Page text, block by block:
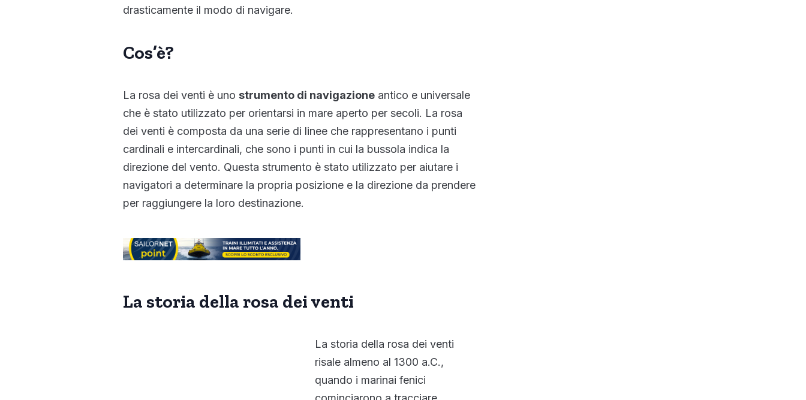
drasticamente il modo di navigare.
Cos’è?
La rosa dei venti è uno strumento di navigazioneantico e universale
che è stato utilizzato per orientarsi in mare aperto per secoli. La rosa
dei venti è composta da una serie di linee che rappresentano i punti
cardinali e intercardinali, che sono i punti in cui la bussola indica la
direzione del vento. Questa strumento è stato utilizzato per aiutare i
navigatori a determinare la propria posizione e la direzione da prendere
per raggiungere la loro destinazione.
La storia della rosa dei venti
La storia della rosa dei venti
risale almeno al 1300 a.C.,
quando i marinai fenici